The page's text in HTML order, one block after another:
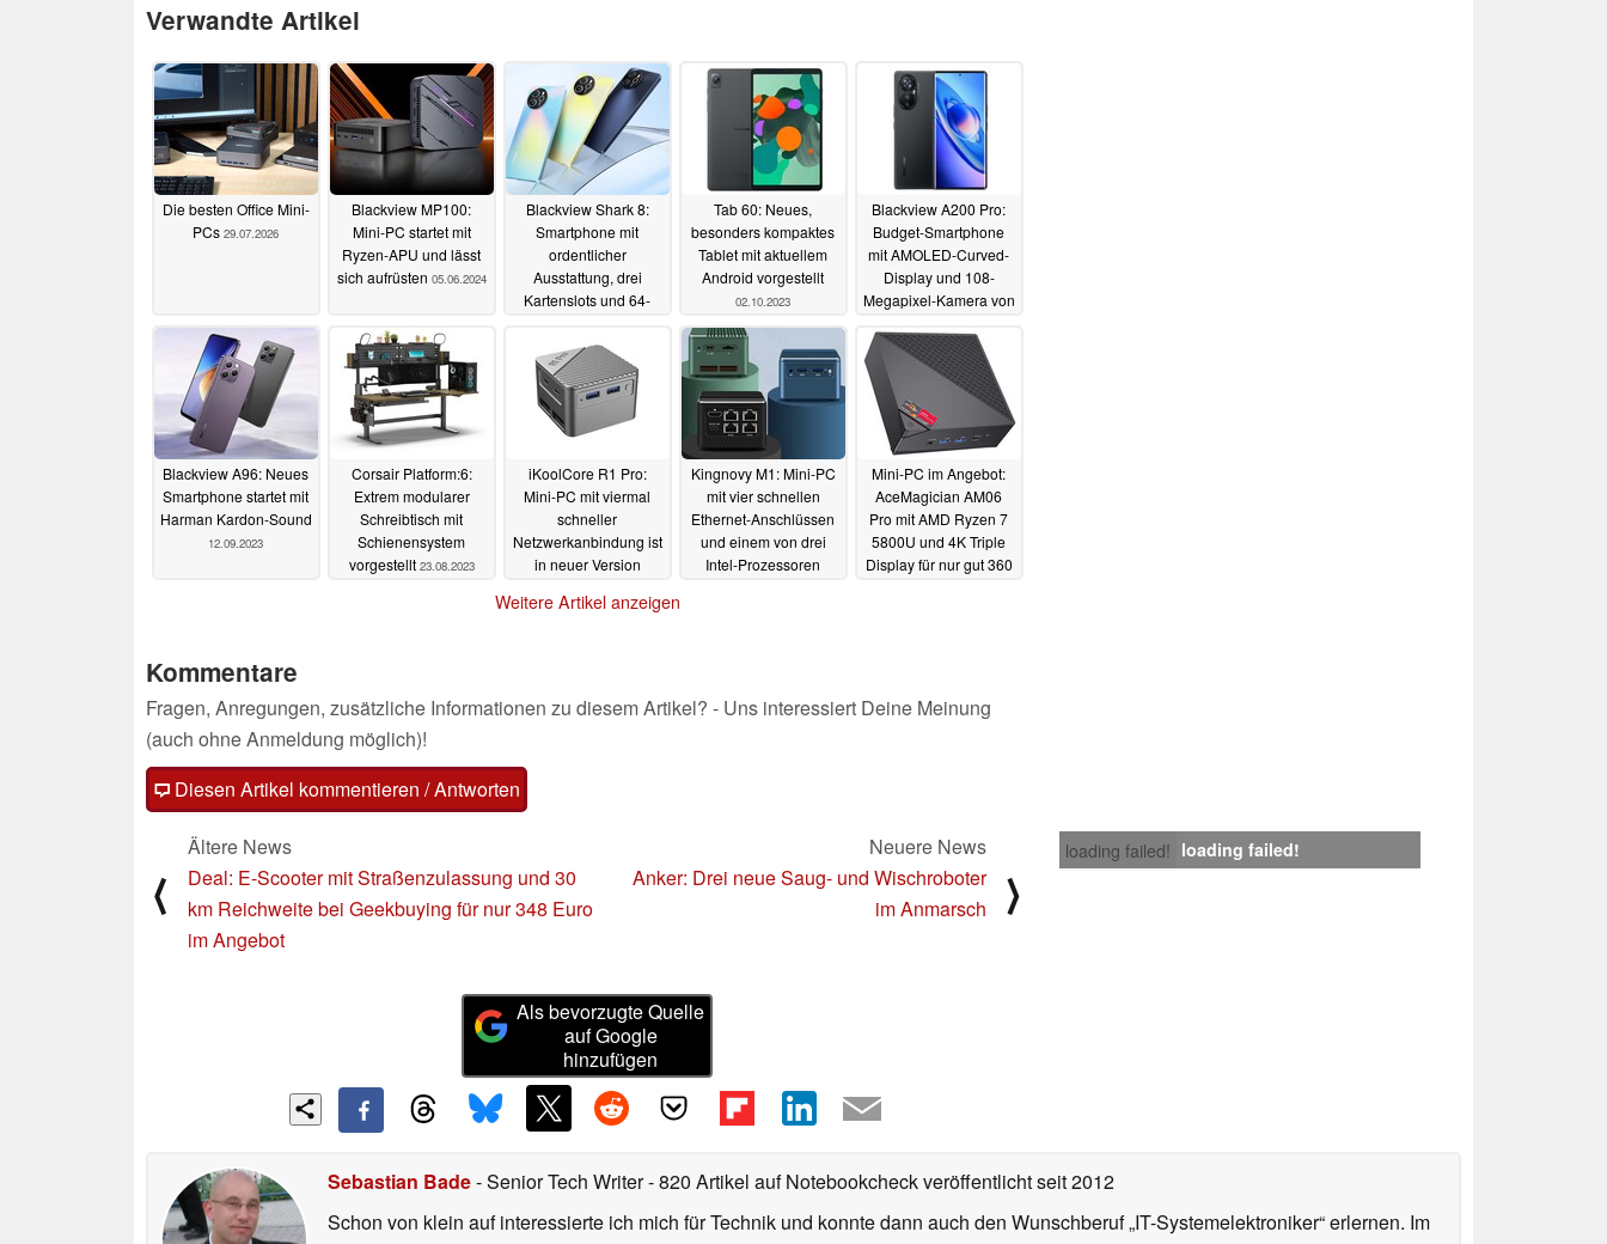
Verwandte Artikel
Die besten Office Mini-
PCs 29.07.2026
Blackview MP100:
Mini-PC startet mit
Ryzen-APU und lässt
sich aufrüsten 05.06.2024
Blackview Shark 8:
Smartphone mit
ordentlicher
Ausstattung, drei
Kartenslots und 64-
Hauptkamera von
Samsung 28.10.2023
Tab 60: Neues,
besonders kompaktes
Tablet mit aktuellem
Android vorgestellt
02.10.2023
Blackview A200 Pro:
Budget-Smartphone
mit AMOLED-Curved-
Display und 108-
Megapixel-Kamera von
14.09.2023
Blackview A96: Neues
Smartphone startet mit
Harman Kardon-Sound
12.09.2023
Corsair Platform:6:
Extrem modularer
Schreibtisch mit
Schienensystem
vorgestellt 23.08.2023
iKoolCore R1 Pro:
Mini-PC mit viermal
schneller
Netzwerkanbindung ist
in neuer Version
Kingnovy M1: Mini-PC
mit vier schnellen
Ethernet-Anschlüssen
und einem von drei
Intel-Prozessoren
Mini-PC im Angebot:
AceMagician AM06
Pro mit AMD Ryzen 7
5800U und 4K Triple
Display für nur gut 360
Weitere Artikel anzeigen
Kommentare
Fragen, Anregungen, zusätzliche Informationen zu diesem Artikel? - Uns interessiert Deine Meinung
(auch ohne Anmeldung möglich)!
Diesen Artikel kommentieren / Antworten
loading failed! loading failed!
⟨
Ältere News
Deal: E-Scooter mit Straßenzulassung und 30
km Reichweite bei Geekbuying für nur 348 Euro
im Angebot
Neuere News
Anker: Drei neue Saug- und Wischroboter
im Anmarsch
⟩
Als bevorzugte Quelle
auf Google
hinzufügen
Sebastian Bade- Senior Tech Writer- 820 Artikel auf Notebookcheck veröffentlichtseit 2012
Schon von klein auf interessierte ich mich für Technik und konnte dann auch den Wunschberuf „IT-Systemelektroniker“ erlernen. Im